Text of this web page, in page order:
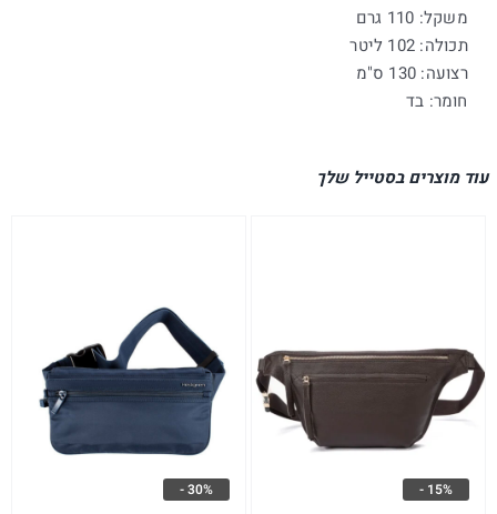
משקל: 110 גרם
תכולה: 102 ליטר
רצועה: 130 ס"מ
חומר: בד
עוד מוצרים בסטייל שלך
15% -
30% -